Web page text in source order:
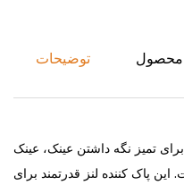
توضیحات محصول
تمیز نگه داشتن عینک، عینک
پاک کننده لنز قدرتمند برای